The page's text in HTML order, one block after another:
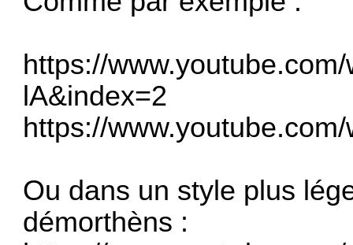
https://
lA&index=2
https://
Ou dans un style plus
démorthèns :